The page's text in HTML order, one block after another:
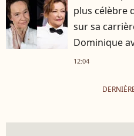
plus célèbre
sur sa
Dominique
12:04